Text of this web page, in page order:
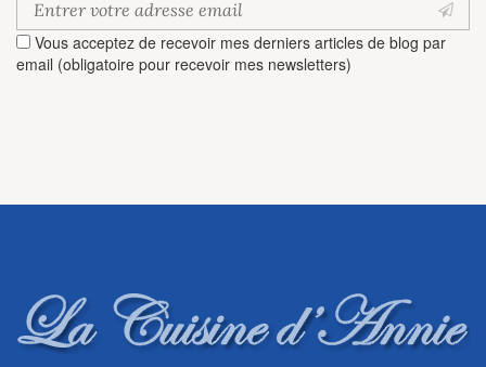
Vous acceptez de recevoir mes derniers articles de blog par
email (obligatoire pour recevoir mes newsletters)